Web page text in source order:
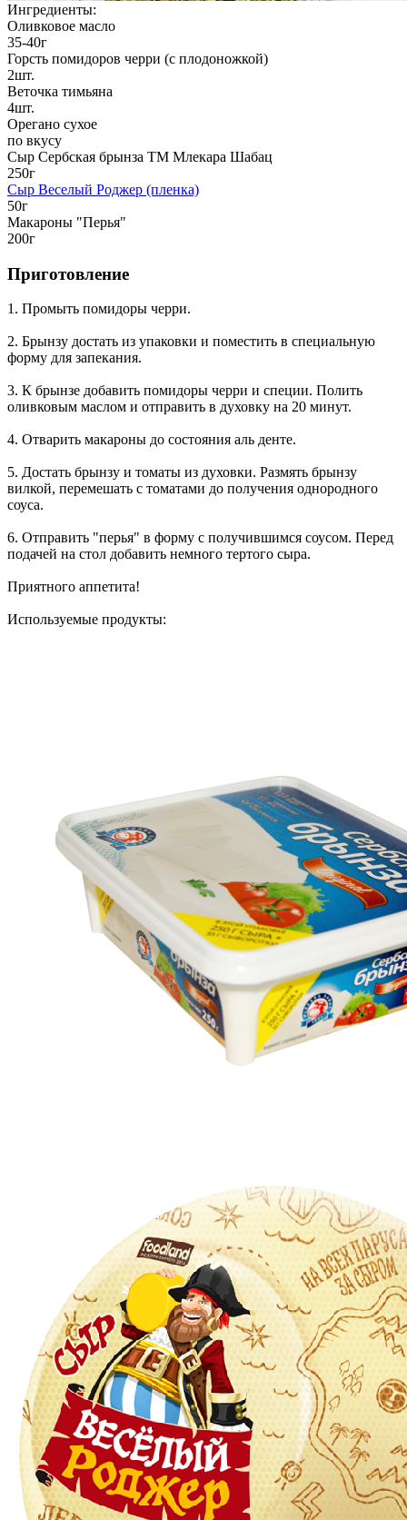
Ингредиенты:
Оливковое масло
35-40г
Горсть помидоров черри (с плодоножкой)
2шт.
Веточка тимьяна
4шт.
Орегано сухое
по вкусу
Сыр Сербская брынза TM Млекара Шабац
250г
Сыр Веселый Роджер (пленка)
50г
Макароны "Перья"
200г
Приготовление
1. Промыть помидоры черри.
2. Брынзу достать из упаковки и поместить в специальную
форму для запекания.
3. К брынзе добавить помидоры черри и специи. Полить
оливковым маслом и отправить в духовку на 20 минут.
4. Отварить макароны до состояния аль денте.
5. Достать брынзу и томаты из духовки. Размять брынзу
вилкой, перемешать с томатами до получения однородного
соуса.
6. Отправить "перья" в форму с получившимся соусом. Перед
подачей на стол добавить немного тертого сыра.
Приятного аппетита!
Используемые продукты: